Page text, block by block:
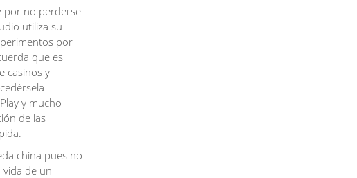
por no perderse
utiliza su
por
que es
casinos y
y mucho
de las
china pues no
vida de un